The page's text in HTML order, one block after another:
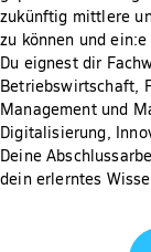
zukünftig mittlere
zu können und
Du eignest dir
Betriebswirtschaft,
Management und
Digitalisierung,
Deine
dein erlerntes